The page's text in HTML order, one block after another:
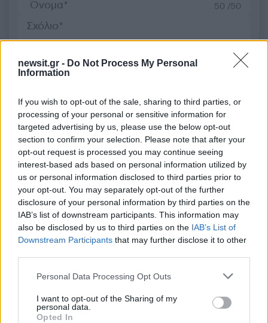
newsit.gr - Do Not Process My Personal
Information
If you wish to opt-out of the sale, sharing to third parties, or
processing of your personal or sensitive information for
targeted advertising by us, please use the below opt-out
section to confirm your selection. Please note that after your
opt-out request is processed you may continue seeing
interest-based ads based on personal information utilized by
us or personal information disclosed to third parties prior to
your opt-out. You may separately opt-out of the further
disclosure of your personal information by third parties on the
IAB’s list of downstream participants. This information may
also be disclosed by us to third parties on the IAB’s List of
Downstream Participants that may further disclose it to other
Please note that this website/app uses one or more Google
not limited to your visit or usage behaviour. You may click to
grant or deny consent to Google and its third-party tags to
Personal Data Processing Opt Outs
I want to opt-out of the Sharing of my
personal data.
Opted In
50 /50
Υποβολή σχολίου
Όροι Χρήσης. Το site προστατεύεται από reCAPTCHA, ισχύουν
Πολιτική Απορρήτου
Όροι Χρήσης της Google.
Ελλάδα
ΔΙΑΡΡΗΞΗ
ΚΗΦΙΣΙΑ
Share:
Ακολουθήστε το Νewsit.gr στοGoogle Newsκαι
ενημερωθείτε πρώτοι για όλη την ειδησεογραφία και τα
τελευταία νέα της ημέρας